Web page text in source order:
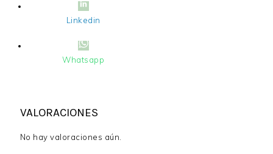
Linkedin
Whatsapp
VALORACIONES
No hay valoraciones aún.